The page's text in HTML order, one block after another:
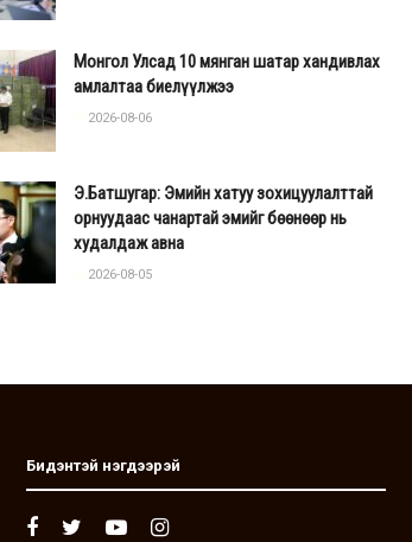
Монгол Улсад 10 мянган шатар хандивлах
амлалтаа биелүүлжээ
2026-08-06
Э.Батшугар: Эмийн хатуу зохицуулалттай
орнуудаас чанартай эмийг бөөнөөр нь
худалдаж авна
2026-08-05
Бидэнтэй нэгдээрэй